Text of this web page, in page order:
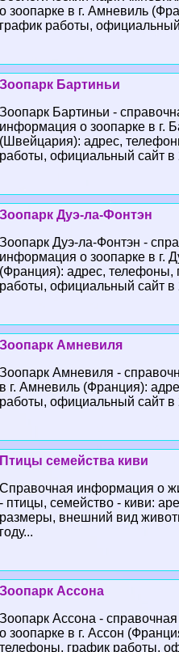
о зоопарке в г. Амневиль
график работы, официальный
Зоопарк Бартиньи
Зоопарк Бартиньи -
информация о зоопарке в г.
(Швейцария): адрес,
работы, официальный сайт в
Зоопарк Дуэ-ла-Фонтэн
Зоопарк Дуэ-ла-Фонтэн -
информация о зоопарке в г.
(Франция): адрес, телефоны,
работы, официальный сайт в
Зоопарк Амневиля
Зоопарк Амневиля -
в г. Амневиль (Франция):
работы, официальный сайт в
Птицы семейства киви
Справочная информация о
- птицы, семейство - киви:
размеры, внешний вид
году...
Зоопарк Ассона
Зоопарк Ассона -
о зоопарке в г. Ассон
телефоны, график работы,